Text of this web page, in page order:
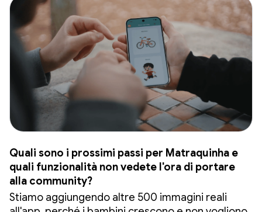
Quali sono i prossimi passi per Matraquinha e
quali funzionalità non vedete l'ora di portare
alla community?
Stiamo aggiungendo altre 500 immagini reali